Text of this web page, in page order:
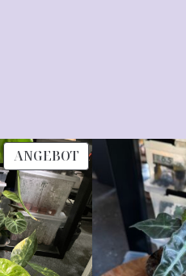
ANGEBOTPRODUKT
IM
ANGEBOT